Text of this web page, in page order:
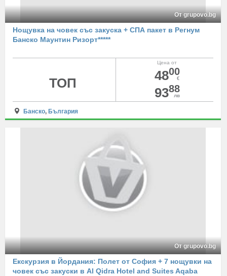
От grupovo.bg
Нощувка на човек със закуска + СПА пакет в Регнум
Банско Маунтин Ризорт*****
Цена от
4800
€
9388
лв
ТОП
Банско, България
От grupovo.bg
Екскурзия в Йордания: Полет от София + 7 нощувки на
човек със закуски в Al Qidra Hotel and Suites Aqaba